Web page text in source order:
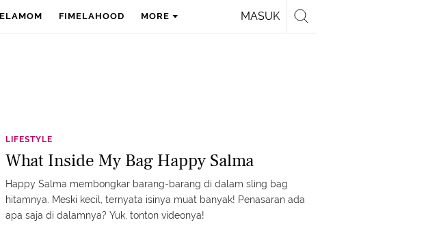
MASUK
FIMELAHOOD MORE
LIFESTYLE
What Inside My Bag Happy Salma
Happy Salma membongkar barang-barang di dalam sling bag
hitamnya. Meski kecil, ternyata isinya muat banyak! Penasaran ada
apa saja di dalamnya? Yuk, tonton videonya!